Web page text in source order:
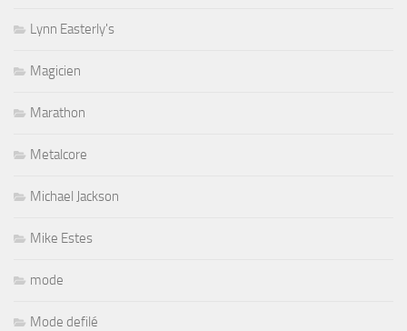
Lynn Easterly's
Magicien
Marathon
Metalcore
Michael Jackson
Mike Estes
mode
Mode defilé